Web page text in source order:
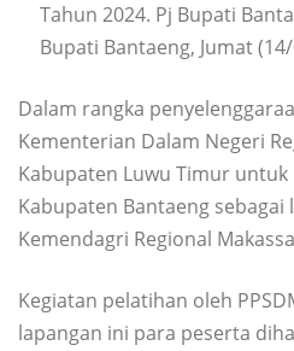
Tahun 2024. Pj Bupati
Bupati Bantaeng, Jumat
Dalam rangka
Kementerian Dalam Negeri
Kabupaten Luwu Timur untuk
Kabupaten Bantaeng sebagai
Kemendagri Regional
Kegiatan pelatihan oleh
lapangan ini para peserta